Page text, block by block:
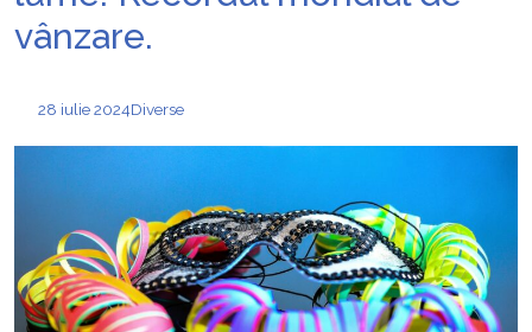
vânzare.
28 iulie 2024Diverse